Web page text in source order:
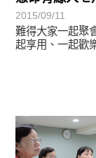
2015/09/11
難得大家一起聚
起享用、一起歡